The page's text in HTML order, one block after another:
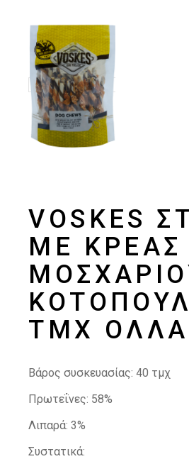
VOSKES
ΜΕ ΚΡΈΑΣ
ΤΜΧ
Βάρος συσκευασίας:40 τμχ
Πρωτεΐνες: 58%
Λιπαρά: 3%
Συστατικά: